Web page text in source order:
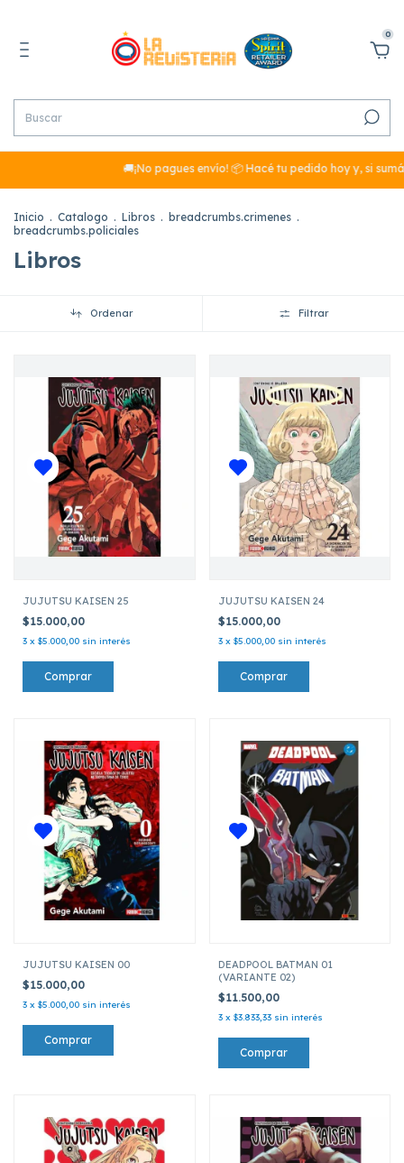
0
🚚¡No pagues envío! 📦 Hacé tu pedido hoy y, si sumás más de
Inicio . Catalogo . Libros . breadcrumbs.crimenes .
breadcrumbs.policiales
Libros
Ordenar Filtrar
JUJUTSU KAISEN 25
$15.000,00
3 x $5.000,00 sin interés
JUJUTSU KAISEN 24
$15.000,00
3 x $5.000,00 sin interés
JUJUTSU KAISEN 00
$15.000,00
3 x $5.000,00 sin interés
DEADPOOL BATMAN 01
(VARIANTE 02)
$11.500,00
3 x $3.833,33 sin interés